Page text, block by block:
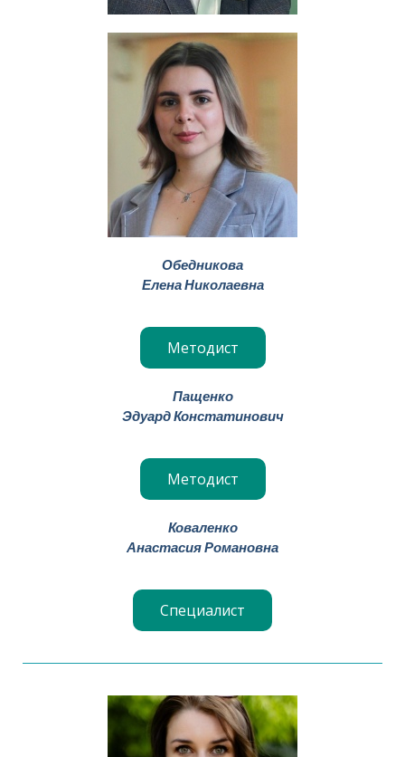
Обедникова
Елена Николаевна
Методист
Пащенко
Эдуард Констатинович
Методист
Коваленко
Анастасия Романовна
Специалист